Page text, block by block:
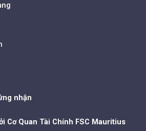
nhận
Cơ Quan Tài Chính FSC Mauritius